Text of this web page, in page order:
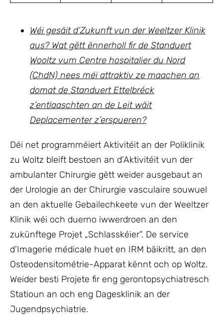
Wéi gesäit d’Zukunft vun der Weeltzer Klinik
aus? Wat gëtt ënnerholl fir de Standuert
Wooltz vum Centre hospitalier du Nord
(ChdN) nees méi attraktiv ze maachen an
domat de Standuert Ettelbréck
z’entlaaschten an de Leit wäit
Deplacementer z’erspueren?
Déi net programméiert Aktivitéit an der Poliklinik
zu Woltz bleift bestoen an d’Aktivitéit vun der
ambulanter Chirurgie gëtt weider ausgebaut an
der Urologie an der Chirurgie vasculaire souwuel
an den aktuelle Gebailechkeete vun der Weeltzer
Klinik wéi och duerno iwwerdroen an den
zukünftege Projet „Schlasskéier“. De service
d’Imagerie médicale huet en IRM bäikritt, an den
Osteodensitométrie-Apparat kënnt och op Woltz.
Weider besti Projete fir eng gerontopsychiatresch
Statioun an och eng Dagesklinik an der
Jugendpsychiatrie.